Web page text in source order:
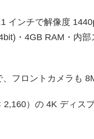
インチで解像度
・4GB RAM・内
フロントカメラも
）の 4K ディス